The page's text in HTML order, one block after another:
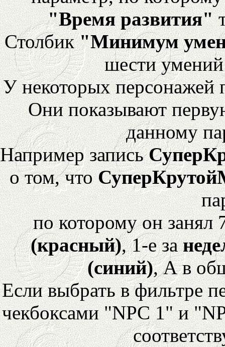
"Время развития"
Столбик"Минимум
шести
У некоторых персонажей
Они показывают
данному
Например запись
о том, что
по которому он
(красный), 1-е за
(синий), А в
Если выбрать в фильтре
чекбоксами "NPC 1" и